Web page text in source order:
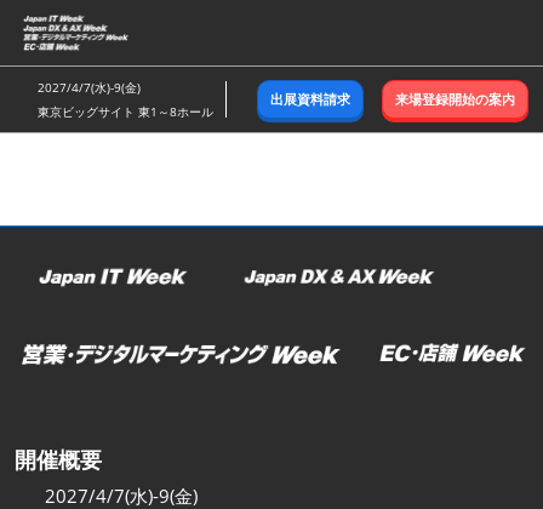
ス
キ
ッ
し
む
2027/4/7(水)-9(金)
東京ビッグサイト 東1～8ホール
出展資料請求 来場登録開始の案内
開催概要
2027/4/7(水)-9(金)